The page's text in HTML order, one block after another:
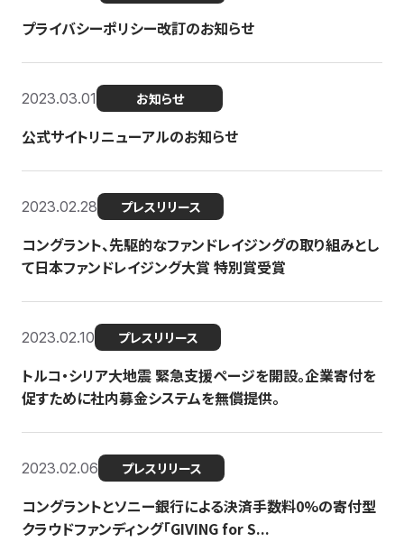
プライバシーポリシー改訂のお知らせ
2023.03.01 お知らせ
公式サイトリニューアルのお知らせ
2023.02.28 プレスリリース
コングラント、先駆的なファンドレイジングの取り組みとし
て日本ファンドレイジング大賞 特別賞受賞
2023.02.10 プレスリリース
トルコ・シリア大地震 緊急支援ページを開設。企業寄付を
促すために社内募金システムを無償提供。
2023.02.06 プレスリリース
コングラントとソニー銀行による決済手数料0%の寄付型
クラウドファンディング「GIVING for S...